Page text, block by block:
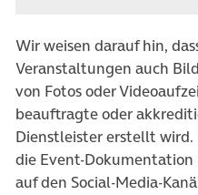
Wir weisen darauf hin,
Veranstaltungen auch
von Fotos oder
beauftragte oder
Dienstleister erstellt
die Event-
auf den Social-Media-